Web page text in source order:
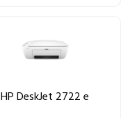
HP DeskJet 2722 e